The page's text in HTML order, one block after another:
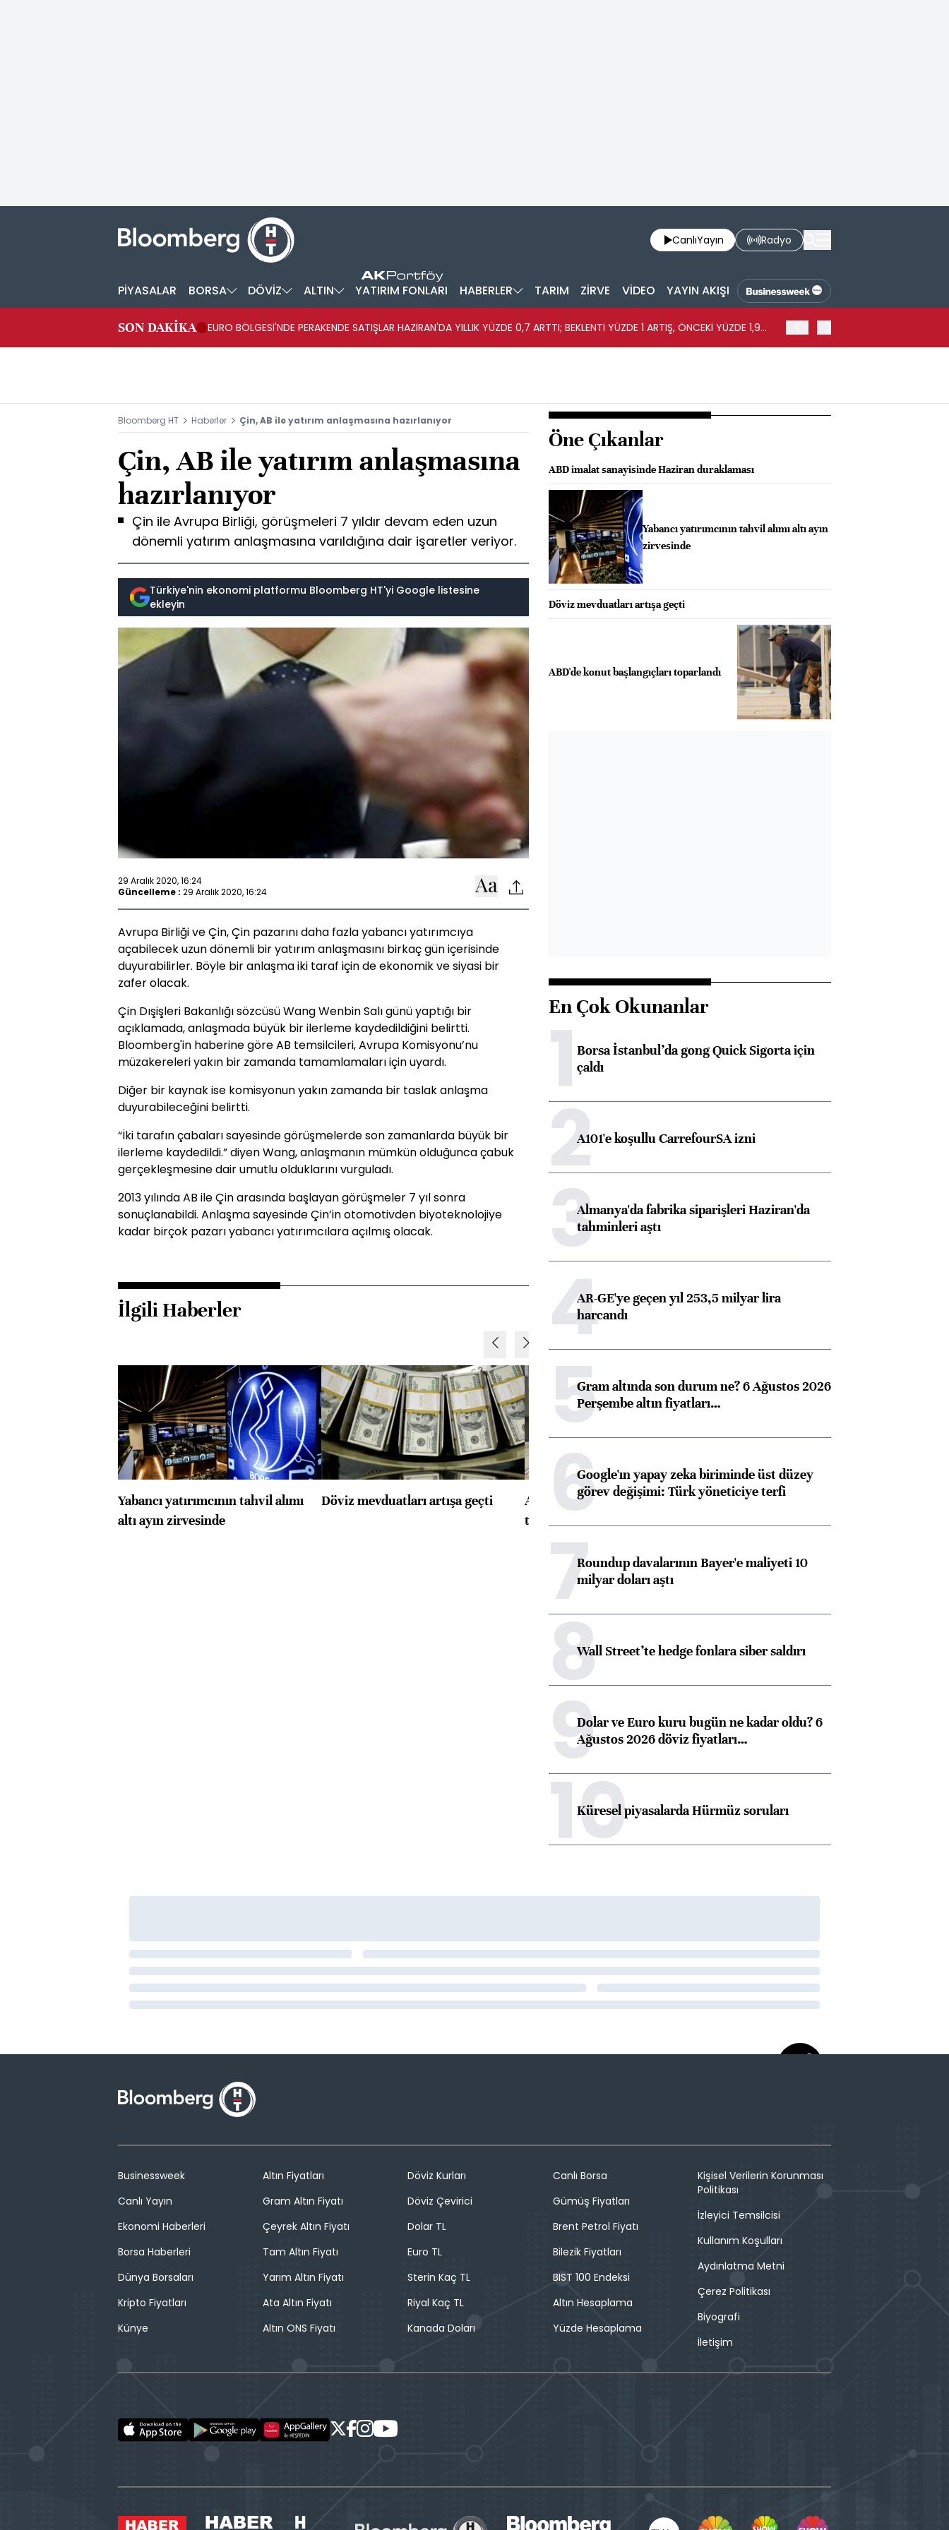
CanlıYayın Radyo
PİYASALAR BORSA DÖVİZ ALTIN YATIRIM FONLARI HABERLER TARIM ZİRVE VİDEO YAYIN AKIŞI
SON DAKİKA
EURO BÖLGESİ'NDE PERAKENDE SATIŞLAR HAZİRAN'DA YILLIK YÜZDE 0,7 ARTTI; BEKLENTİ YÜZDE 1 ARTIŞ, ÖNCEKİ YÜZDE 1,9
Bloomberg HT Haberler Çin, AB ile yatırım anlaşmasına hazırlanıyor
Çin, AB ile yatırım anlaşmasına
hazırlanıyor
Çin ile Avrupa Birliği, görüşmeleri 7 yıldır devam eden uzun
dönemli yatırım anlaşmasına varıldığına dair işaretler veriyor.
Türkiye'nin ekonomi platformu Bloomberg HT'yi Google listesine
ekleyin
29 Aralık 2020, 16:24
Güncelleme : 29 Aralık 2020, 16:24
Avrupa Birliği ve Çin, Çin pazarını daha fazla yabancı yatırımcıya
açabilecek uzun dönemli bir yatırım anlaşmasını birkaç gün içerisinde
duyurabilirler. Böyle bir anlaşma iki taraf için de ekonomik ve siyasi bir
zafer olacak.
Çin Dışişleri Bakanlığı sözcüsü Wang Wenbin Salı günü yaptığı bir
açıklamada, anlaşmada büyük bir ilerleme kaydedildiğini belirtti.
Bloomberg'in haberine göre AB temsilcileri, Avrupa Komisyonu’nu
müzakereleri yakın bir zamanda tamamlamaları için uyardı.
Diğer bir kaynak ise komisyonun yakın zamanda bir taslak anlaşma
duyurabileceğini belirtti.
“İki tarafın çabaları sayesinde görüşmelerde son zamanlarda büyük bir
ilerleme kaydedildi.” diyen Wang, anlaşmanın mümkün olduğunca çabuk
gerçekleşmesine dair umutlu olduklarını vurguladı.
2013 yılında AB ile Çin arasında başlayan görüşmeler 7 yıl sonra
sonuçlanabildi. Anlaşma sayesinde Çin’in otomotivden biyoteknolojiye
kadar birçok pazarı yabancı yatırımcılara açılmış olacak.
İlgili Haberler
Yabancı yatırımcının tahvil alımı
altı ayın zirvesinde
Döviz mevduatları artışa geçti
ABD'de konut başlangıçları
toparlandı
Almanya, Commerzbank
Öne Çıkanlar
ABD imalat sanayisinde Haziran duraklaması
Yabancı yatırımcının tahvil alımı altı ayın
zirvesinde
Döviz mevduatları artışa geçti
ABD'de konut başlangıçları toparlandı
En Çok Okunanlar
1Borsa İstanbul’da gong Quick Sigorta için
çaldı
2A101'e koşullu CarrefourSA izni
3Almanya'da fabrika siparişleri Haziran'da
tahminleri aştı
4AR-GE'ye geçen yıl 253,5 milyar lira
harcandı
5Gram altında son durum ne? 6 Ağustos 2026
Perşembe altın fiyatları…
6Google'ın yapay zeka biriminde üst düzey
görev değişimi: Türk yöneticiye terfi
7Roundup davalarının Bayer'e maliyeti 10
milyar doları aştı
8Wall Street’te hedge fonlara siber saldırı
9Dolar ve Euro kuru bugün ne kadar oldu? 6
Ağustos 2026 döviz fiyatları…
10
Küresel piyasalarda Hürmüz soruları
Businessweek
Canlı Yayın
Ekonomi Haberleri
Borsa Haberleri
Dünya Borsaları
Kripto Fiyatları
Künye
Altın Fiyatları
Gram Altın Fiyatı
Çeyrek Altın Fiyatı
Tam Altın Fiyatı
Yarım Altın Fiyatı
Ata Altın Fiyatı
Altın ONS Fiyatı
Döviz Kurları
Döviz Çevirici
Dolar TL
Euro TL
Sterin Kaç TL
Riyal Kaç TL
Kanada Doları
Canlı Borsa
Gümüş Fiyatları
Brent Petrol Fiyatı
Bilezik Fiyatları
BIST 100 Endeksi
Altın Hesaplama
Yüzde Hesaplama
Kişisel Verilerin Korunması
Politikası
İzleyici Temsilcisi
Kullanım Koşulları
Aydınlatma Metni
Çerez Politikası
Biyografi
İletişim